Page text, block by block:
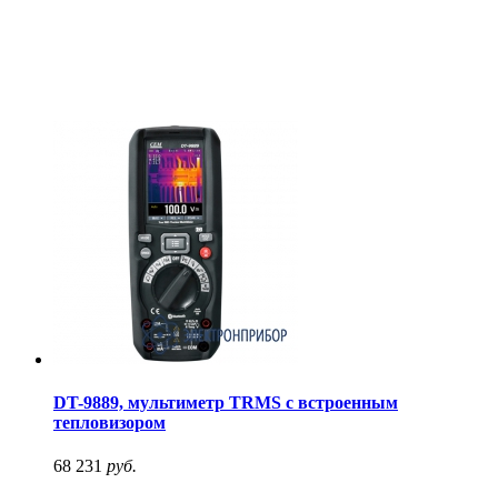
DT-9889, мультиметр TRMS с встроенным
тепловизором
68 231 руб.